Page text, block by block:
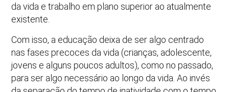
da vida e trabalho em plano superior ao atualmente
existente.
Com isso, a educação deixa de ser algo centrado
nas fases precoces da vida (crianças, adolescente,
jovens e alguns poucos adultos), como no passado,
para ser algo necessário ao longo da vida. Ao invés